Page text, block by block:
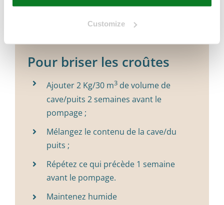
Customize
Pour briser les croûtes
Ajouter 2 Kg/30 m3 de volume de
cave/puits 2 semaines avant le
pompage ;
Mélangez le contenu de la cave/du
puits ;
Répétez ce qui précède 1 semaine
avant le pompage.
Maintenez humide